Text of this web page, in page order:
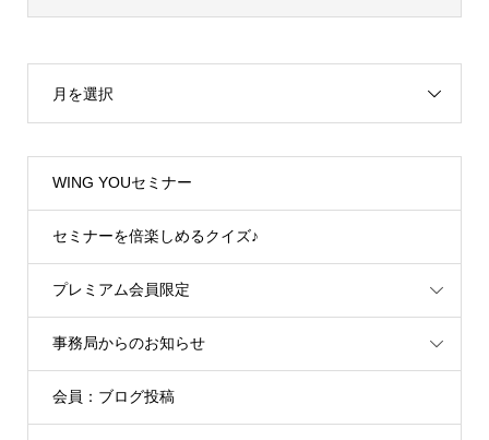
月を選択
WING YOUセミナー
セミナーを倍楽しめるクイズ♪
プレミアム会員限定
事務局からのお知らせ
会員：ブログ投稿